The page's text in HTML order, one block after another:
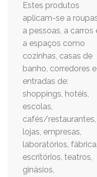
Estes produtos
aplicam-se a
a pessoas, a carros
a espaços como
cozinhas, casas de
banho, corredores e
entradas de:
shoppings, hotéis,
escolas,
cafés/restaurantes,
lojas, empresas,
laboratórios,
escritórios, teatros,
ginásios,